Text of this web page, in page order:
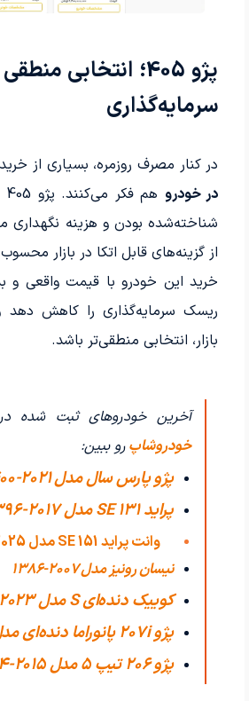
پژو 405؛ انتخابی
سرمایه‌گذاری
در کنار مصرف روزمره، بسیاری از
در خودرو
شناخته‌شده بودن و هزینه نگهداری
از گزینه‌های قابل اتکا در بازار
خرید این خودرو با قیمت واقعی و
ریسک سرمایه‌گذاری را کاهش دهد
بازار، انتخابی منطقی‌تر باشد.
آخرین خودروهای ثبت شده در
خودروشاپرو ببین:
پژو پارس سال مدل 2021-1400
پراید 131 SE مدل 2017-1396
وانت پراید 151 SE مدل 2025-1404
نیسان رونیز مدل 2007-1386
کوییک دنده‌ای S مدل 2023-1402
پژو 207i پانوراما دنده‌ای مدل 2025-1404
پژو 206 تیپ ۵ مدل 2015-1394